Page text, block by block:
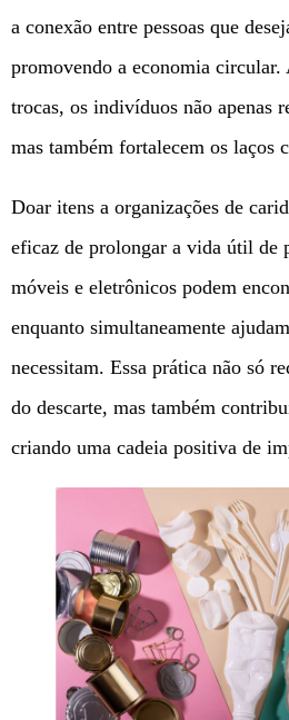
a conexão entre pessoas que
promovendo a economia circular.
trocas, os indivíduos não apenas
mas também fortalecem os laços
Doar itens a organizações de
eficaz de prolongar a vida útil de
móveis e eletrônicos podem
enquanto simultaneamente
necessitam. Essa prática não só
do descarte, mas também
criando uma cadeia positiva de